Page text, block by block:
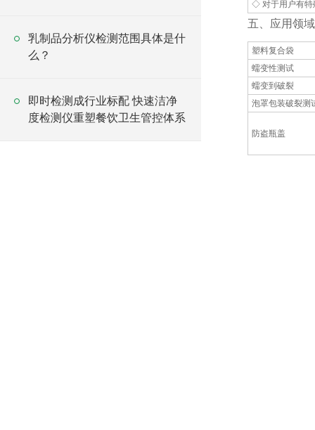
◇ 对于用户有特
五、应用领域
塑料复合袋
蠕变性测试
蠕变到破裂
泡罩包装破裂测
防盗瓶盖
乳制品分析仪检测范围具体是什
么？
即时检测成行业标配 快速洁净
度检测仪重塑餐饮卫生管控体系